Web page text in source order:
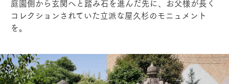
庭園側から玄関へと踏み石を進んだ先に、お父様が長く
コレクションされていた立派な屋久杉のモニュメント
を。